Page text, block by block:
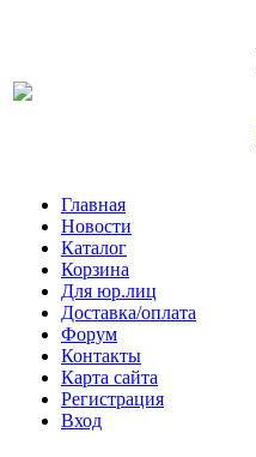
Главная
Новости
Каталог
Корзина
Для юр.лиц
Доставка/оплата
Форум
Контакты
Карта сайта
Регистрация
Вход